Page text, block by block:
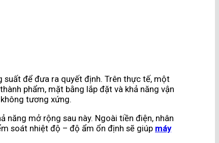
suất để đưa ra quyết định. Trên thực tế, một
phẩm, mặt bằng lắp đặt và khả năng vận
tương xứng.
năng mở rộng sau này. Ngoài tiền điện, nhân
soát nhiệt độ – độ ẩm ổn định sẽ giúp máy